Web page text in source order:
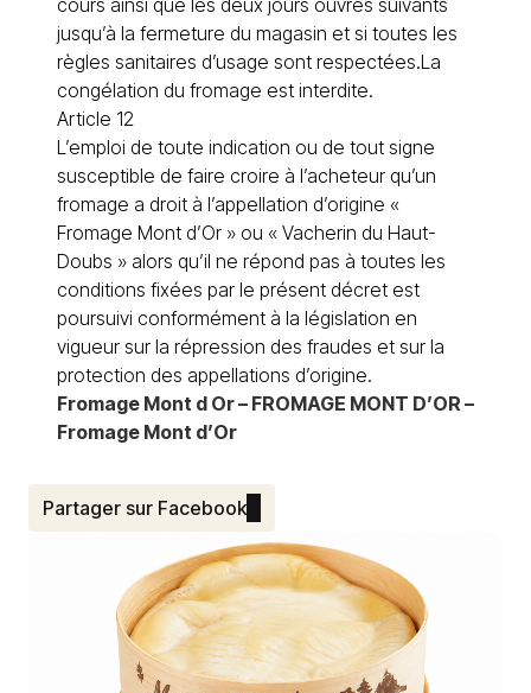
cours ainsi que les deux jours ouvrés suivants
jusqu’à la fermeture du magasin et si toutes les
règles sanitaires d’usage sont respectées.La
congélation du fromage est interdite.
Article 12
L’emploi de toute indication ou de tout signe
susceptible de faire croire à l’acheteur qu’un
fromage a droit à l’appellation d’origine «
Fromage Mont d’Or » ou « Vacherin du Haut-
Doubs » alors qu’il ne répond pas à toutes les
conditions fixées par le présent décret est
poursuivi conformément à la législation en
vigueur sur la répression des fraudes et sur la
protection des appellations d’origine.
Fromage Mont d Or – FROMAGE MONT D’OR –
Fromage Mont d’Or
Partager sur Facebook